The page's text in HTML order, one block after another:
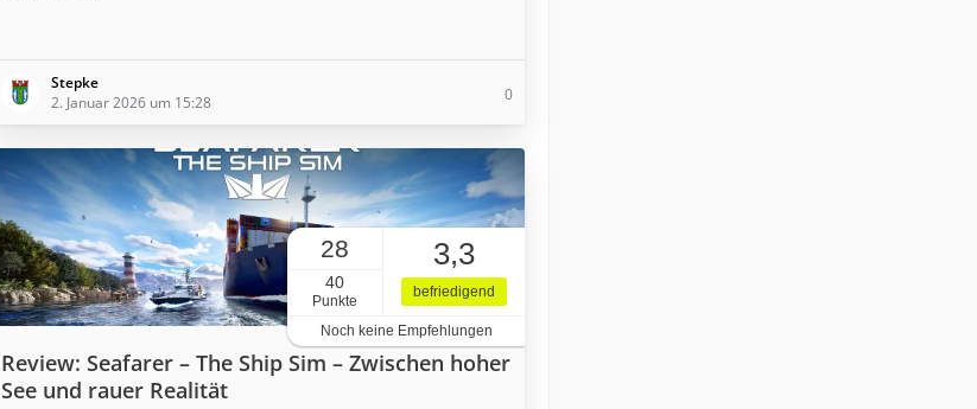
Stepke
2. Januar 2026 um 15:28
0
28
40
Punkte
3,3
befriedigend
Noch keine Empfehlungen
Review: Seafarer – The Ship Sim – Zwischen hoher
See und rauer Realität